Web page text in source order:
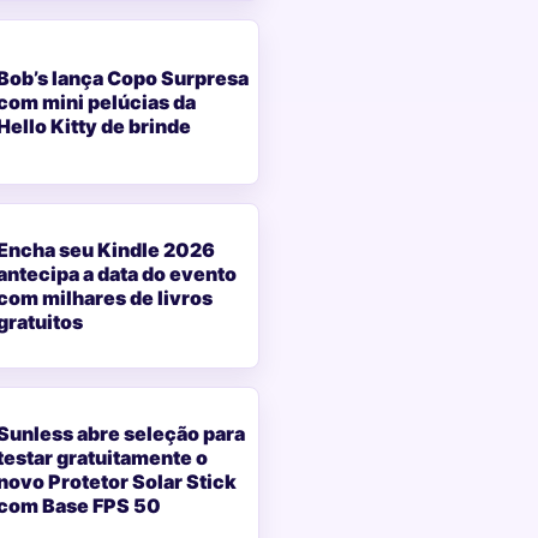
lança Copo Surpresa
mini pelúcias da
Kitty de brinde
seu Kindle 2026
a data do evento
milhares de livros
abre seleção para
gratuitamente o
Protetor Solar Stick
Base FPS 50